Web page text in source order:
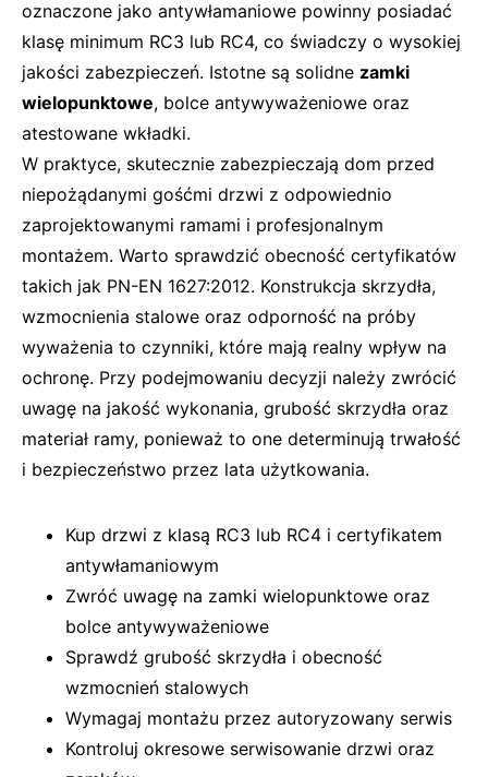
oznaczone jako antywłamaniowe powinny posiadać
klasę minimum RC3 lub RC4, co świadczy o wysokiej
jakości zabezpieczeń. Istotne są solidne zamki
wielopunktowe, bolce antywyważeniowe oraz
atestowane wkładki.
W praktyce, skutecznie zabezpieczają dom przed
niepożądanymi gośćmi drzwi z odpowiednio
zaprojektowanymi ramami i profesjonalnym
montażem. Warto sprawdzić obecność certyfikatów
takich jak PN-EN 1627:2012. Konstrukcja skrzydła,
wzmocnienia stalowe oraz odporność na próby
wyważenia to czynniki, które mają realny wpływ na
ochronę. Przy podejmowaniu decyzji należy zwrócić
uwagę na jakość wykonania, grubość skrzydła oraz
materiał ramy, ponieważ to one determinują trwałość
i bezpieczeństwo przez lata użytkowania.
Kup drzwi z klasą RC3 lub RC4 i certyfikatem
antywłamaniowym
Zwróć uwagę na zamki wielopunktowe oraz
bolce antywyważeniowe
Sprawdź grubość skrzydła i obecność
wzmocnień stalowych
Wymagaj montażu przez autoryzowany serwis
Kontroluj okresowe serwisowanie drzwi oraz